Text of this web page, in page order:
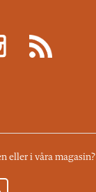
eller i våra magasin?